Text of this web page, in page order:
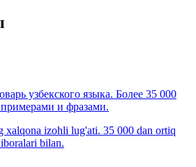
узбекского языка. Более 35 000
и фразами.
izohli lug'ati. 35 000 dan ortiq
bilan.